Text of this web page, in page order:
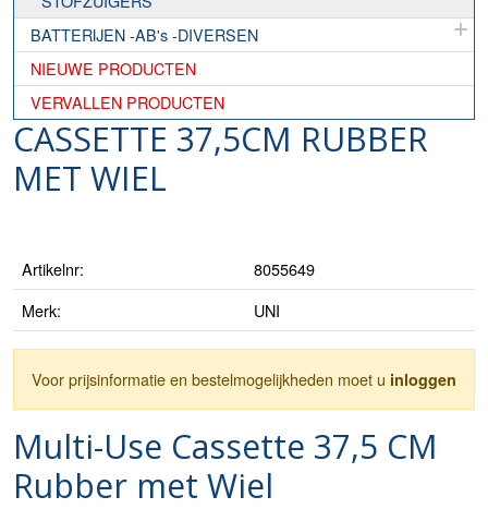
BATTERIJEN -AB's -DIVERSEN
NIEUWE PRODUCTEN
VERVALLEN PRODUCTEN
CASSETTE 37,5CM RUBBER
MET WIEL
Artikelnr:
8055649
Merk:
UNI
Voor prijsinformatie en bestelmogelijkheden moet u inloggen
Multi-Use Cassette 37,5 CM
Rubber met Wiel